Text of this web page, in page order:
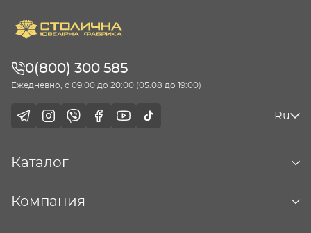
0(800) 300 585
Ежедневно, с 09:00 до 20:00 (05.08 до 19:00)
Ru
Каталог
Компания